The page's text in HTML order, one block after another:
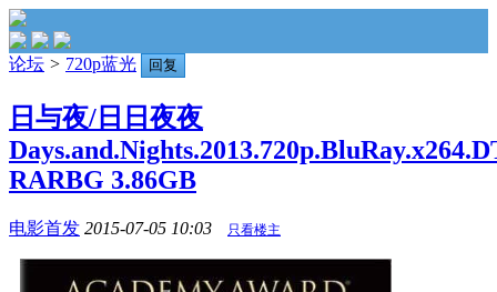
论坛 > 720p蓝光 回复
日与夜/日日夜夜
RARBG 3.86GB
电影首发 2015-07-05 10:03 只看楼主